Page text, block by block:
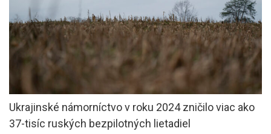
Ukrajinské námorníctvo v roku 2024 zničilo viac ako
37-tisíc ruských bezpilotných lietadiel